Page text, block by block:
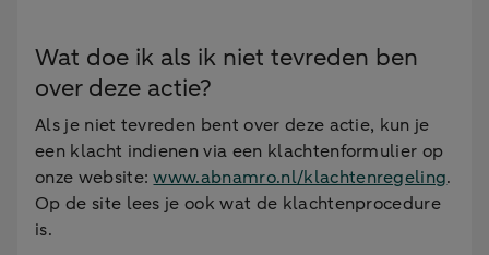
Wat doe ik als ik niet tevreden ben
over deze actie?
Als je niet tevreden bent over deze actie, kun je
een klacht indienen via een klachtenformulier op
onze website:www.abnamro.nl/klachtenregeling.
Op de site lees je ook wat de klachtenprocedure
is.